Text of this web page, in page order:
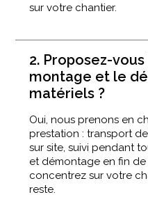
sur votre chantier.
2. Proposez-
montage et le
matériels ?
Oui, nous prenons en
prestation : transport
sur site, suivi pendant
et démontage en fin de
concentrez sur votre
reste.